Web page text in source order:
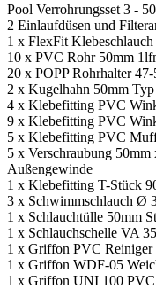
Pool Verrohrungsset 3 -
2 Einlaufdüsen und
1 x FlexFit
10 x PVC Rohr 50mm
20 x POPP Rohrhalter
2 x Kugelhahn 50mm Typ
4 x Klebefitting PVC
9 x Klebefitting PVC
5 x Klebefitting PVC
5 x Verschraubung
Außengewinde
1 x Klebefitting T-Stück
3 x Schwimmschlauch Ø
1 x Schlauchtülle 50mm
1 x Schlauchschelle VA
1 x Griffon PVC Reiniger
1 x Griffon WDF-05
1 x Griffon UNI 100